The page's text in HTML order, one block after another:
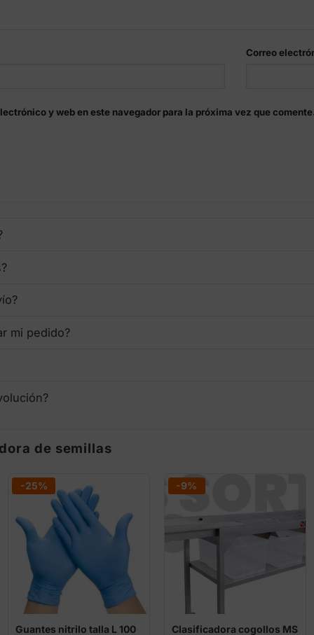
Correo
y web en este navegador para la próxima vez que
mi pedido?
de semillas
-25%
Guantes nitrilo talla L 100
-9%
Clasificadora cogollos MS